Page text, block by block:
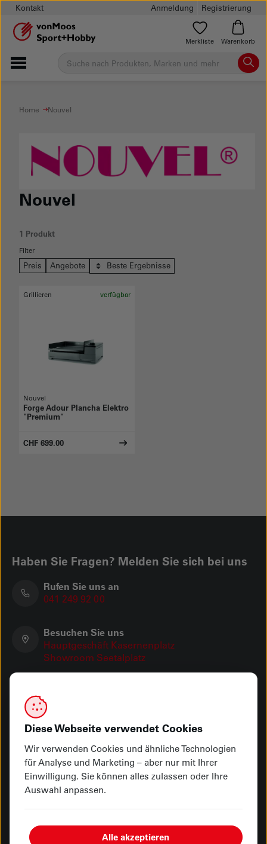
Kontakt Anmeldung Registrierung
Merkliste Warenkorb
Home Nouvel
Nouvel
1 Produkt
Filter
Preis Angebote Beste Ergebnisse
Grillieren verfügbar
Nouvel
Forge Adour Plancha Elektro
"Premium"
CHF 699.00
Haben Sie Fragen? Melden Sie sich bei uns
Rufen Sie uns an
041 249 92 00
Besuchen Sie uns
Hauptgeschäft Kasernenplatz
Showroom Seetalplatz
info@vonmoos-luzern.ch
Öffnungszeiten
Hauptgeschäft Kasernenplatz
Showroom Seetalplatz
Ihre Zahlungsmöglichkeiten
Diese Webseite verwendet Cookies
Wir verwenden Cookies und ähnliche Technologien
für Analyse und Marketing – aber nur mit Ihrer
Einwilligung. Sie können alles zulassen oder Ihre
Auswahl anpassen.
Alle akzeptieren